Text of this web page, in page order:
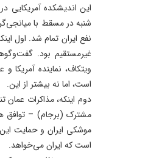
این اندیشکده آمریکایی
شنبه در مسقط با
نفع ایران تمام شد. اول
غیرمستقیم بود.
ویتکاف، نماینده آمریکا
است، اما نه بیشتر از این.
دوم اینکه، مذاکرات عمان
موشکی ایران و حمایت
است که ایران می‌خواهد.